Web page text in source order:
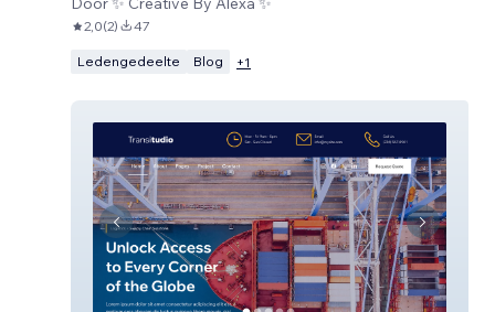
2,0(2) 47
Ledengedeelte Blog +1